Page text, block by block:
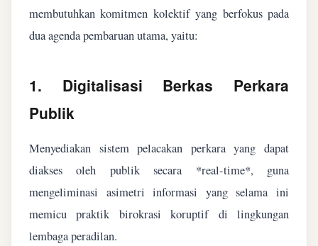
membutuhkan komitmen kolektif yang berfokus pada
dua agenda pembaruan utama, yaitu:
1. Digitalisasi Berkas Perkara
Publik
Menyediakan sistem pelacakan perkara yang dapat
diakses oleh publik secara *real-time*, guna
mengeliminasi asimetri informasi yang selama ini
memicu praktik birokrasi koruptif di lingkungan
lembaga peradilan.